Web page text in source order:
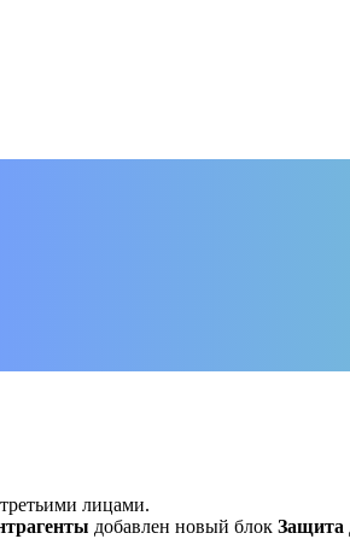
лицами.
добавлен новый блок Защита